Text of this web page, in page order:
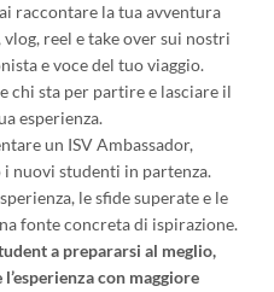
raccontare la tua avventura
reel e take over sui nostri
e voce del tuo viaggio.
chi sta per partire e lasciare il
esperienza.
un ISV Ambassador,
nuovi studenti in partenza.
le sfide superate e le
fonte concreta di ispirazione.
a prepararsi al meglio,
con maggiore